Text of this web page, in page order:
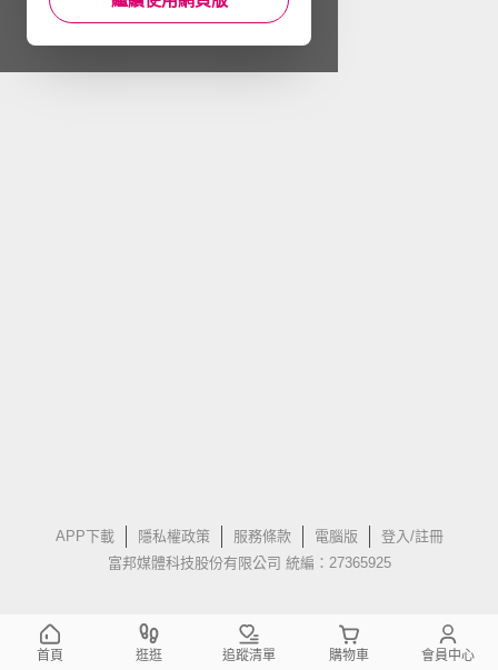
APP下載 隱私權政策 服務條款 電腦版
登入/註冊
富邦媒體科技股份有限公司 統編：27365925
首頁 逛逛 追蹤清單 購物車 會員中心